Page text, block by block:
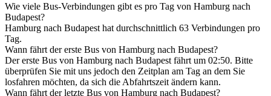
Wie viele Bus-Verbindungen gibt es pro Tag von Hamburg nach
Budapest?
Hamburg nach Budapest hat durchschnittlich 63 Verbindungen pro
Tag.
Wann fährt der erste Bus von Hamburg nach Budapest?
Der erste Bus von Hamburg nach Budapest fährt um 02:50. Bitte
überprüfen Sie mit uns jedoch den Zeitplan am Tag an dem Sie
losfahren möchten, da sich die Abfahrtszeit ändern kann.
Wann fährt der letzte Bus von Hamburg nach Budapest?